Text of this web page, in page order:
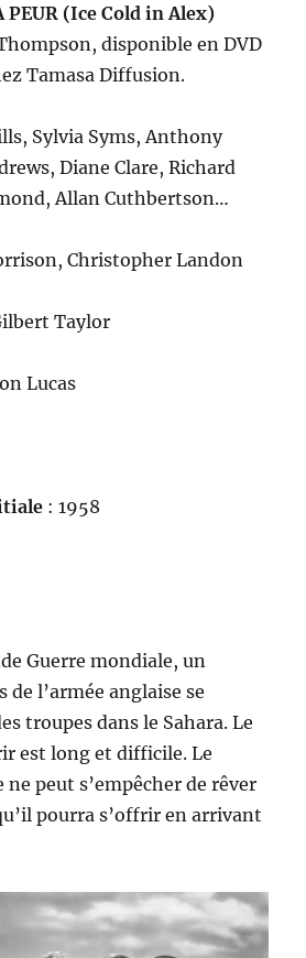
PEUR (Ice Cold in Alex)
disponible en DVD
Tamasa Diffusion.
Sylvia Syms, Anthony
Diane Clare, Richard
Allan Cuthbertson…
Christopher Landon
Taylor
Lucas
: 1958
Guerre mondiale, un
de l’armée anglaise se
troupes dans le Sahara. Le
est long et difficile. Le
ne peut s’empêcher de rêver
pourra s’offrir en arrivant